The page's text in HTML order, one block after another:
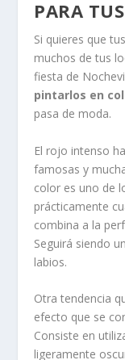
PARA
Si quieres que
muchos de tus
fiesta de
pintarlos en
pasa de moda.
El rojo intenso
famosas y
color es uno de
prácticamente
combina a la
Seguirá siendo
labios.
Otra tendencia
efecto que se
Consiste en
ligeramente